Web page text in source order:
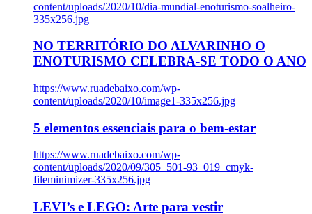
content/uploads/2020/10/dia-mundial-enoturismo-soalheiro-
335x256.jpg
NO TERRITÓRIO DO ALVARINHO O
ENOTURISMO CELEBRA-SE TODO O ANO
https://www.ruadebaixo.com/wp-
content/uploads/2020/10/image1-335x256.jpg
5 elementos essenciais para o bem-estar
https://www.ruadebaixo.com/wp-
content/uploads/2020/09/305_501-93_019_cmyk-
fileminimizer-335x256.jpg
LEVI’s e LEGO: Arte para vestir